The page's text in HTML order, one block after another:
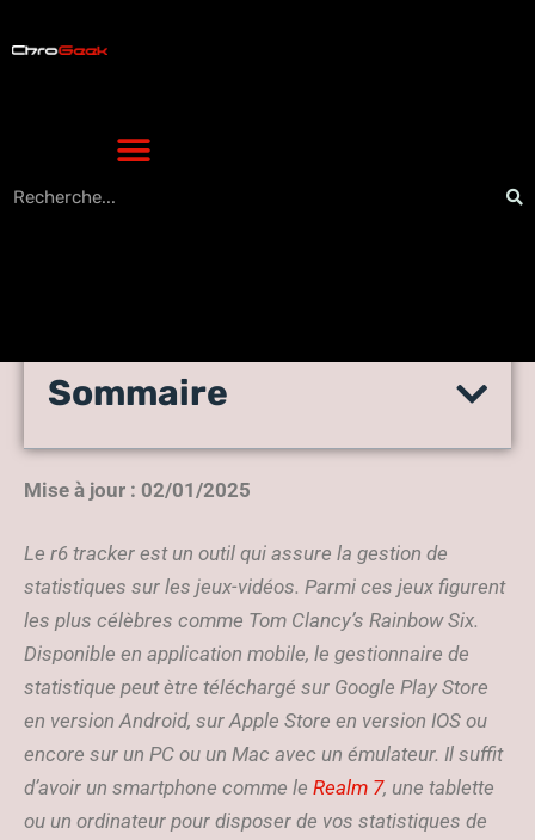
Rainbow Six avec r6 tracker
Sommaire
Mise à jour : 02/01/2025
Le r6 tracker est un outil qui assure la gestion de
statistiques sur les jeux-vidéos. Parmi ces jeux figurent
les plus célèbres comme Tom Clancy’s Rainbow Six.
Disponible en application mobile, le gestionnaire de
statistique peut ètre téléchargé sur Google Play Store
en version Android, sur Apple Store en version IOS ou
encore sur un PC ou un Mac avec un émulateur. Il suffit
d’avoir un smartphone comme le Realm 7, une tablette
ou un ordinateur pour disposer de vos statistiques de